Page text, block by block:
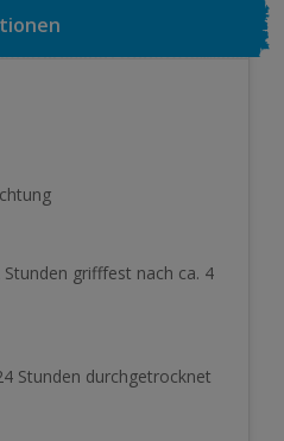
grifffest nach ca. 4
Stunden durchgetrocknet